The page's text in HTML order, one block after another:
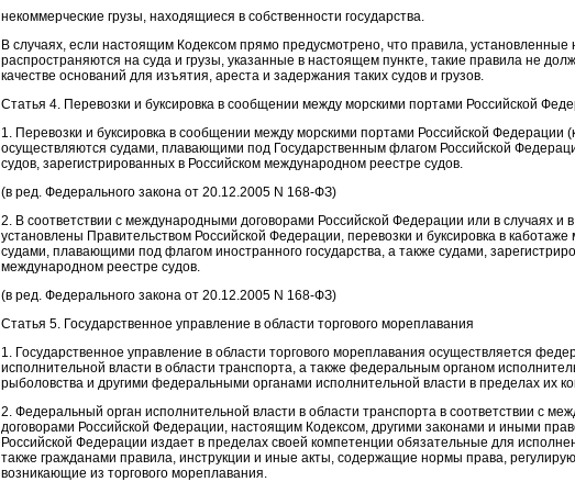
некоммерческие грузы, находящиеся в собственности государства.
В случаях, если настоящим Кодексом прямо предусмотрено, что правила,
распространяются на суда и грузы, указанные в настоящем пункте, такие правила не
качестве оснований для изъятия, ареста и задержания таких судов и грузов.
Статья 4. Перевозки и буксировка в сообщении между морскими портами Российской
1. Перевозки и буксировка в сообщении между морскими портами Российской Федерации
осуществляются судами, плавающими под Государственным флагом Российской
судов, зарегистрированных в Российском международном реестре судов.
(в ред. Федерального закона от 20.12.2005 N 168-ФЗ)
2. В соответствии с международными договорами Российской Федерации или в случаях и
установлены Правительством Российской Федерации, перевозки и буксировка в каботаже
судами, плавающими под флагом иностранного государства, а также судами,
международном реестре судов.
(в ред. Федерального закона от 20.12.2005 N 168-ФЗ)
Статья 5. Государственное управление в области торгового мореплавания
1. Государственное управление в области торгового мореплавания осуществляется
исполнительной власти в области транспорта, а также федеральным органом
рыболовства и другими федеральными органами исполнительной власти в пределах их
2. Федеральный орган исполнительной власти в области транспорта в соответствии с
договорами Российской Федерации, настоящим Кодексом, другими законами и иными
Российской Федерации издает в пределах своей компетенции обязательные для
также гражданами правила, инструкции и иные акты, содержащие нормы права,
возникающие из торгового мореплавания.